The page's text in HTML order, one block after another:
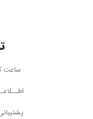
ساعت کاری
پشتیبانی